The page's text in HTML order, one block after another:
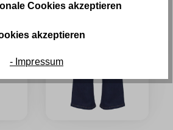
Cookies akzeptieren
akzeptieren
- Impressum